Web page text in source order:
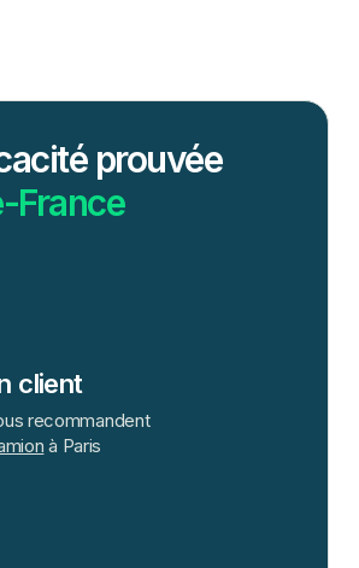
prouvée
France
client
recommandent
à Paris